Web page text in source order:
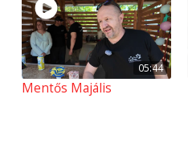
05:44
Mentős Majális